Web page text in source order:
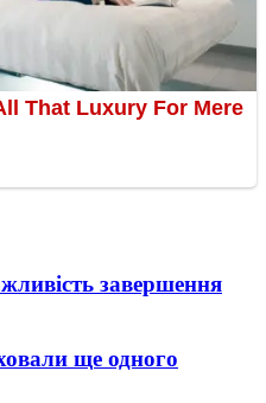
завершення
ще одного